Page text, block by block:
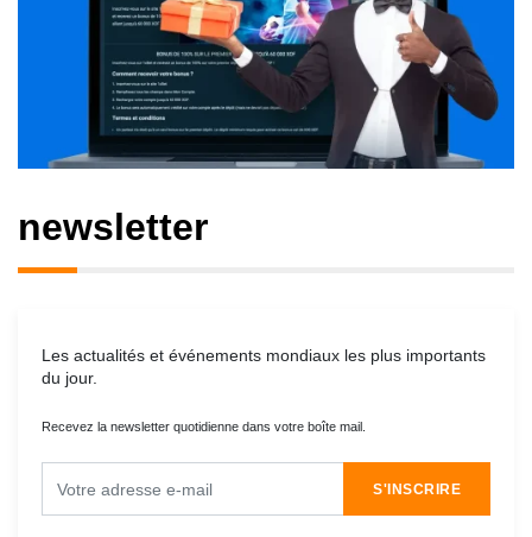
newsletter
Les actualités et événements mondiaux les plus importants
du jour.
Recevez la newsletter quotidienne dans votre boîte mail.
S'INSCRIRE